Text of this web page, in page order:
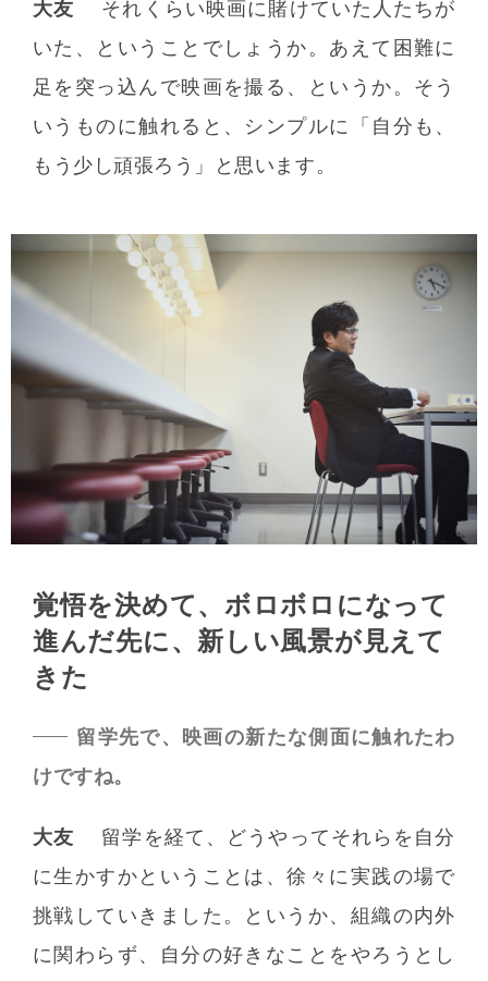
大友
それくらい映画に賭けていた人たちが
いた、ということでしょうか。あえて困難に
足を突っ込んで映画を撮る、というか。そう
いうものに触れると、シンプルに「自分も、
もう少し頑張ろう」と思います。
覚悟を決めて、ボロボロになって
進んだ先に、 新しい風景が見えて
きた
留学先で、映画の新たな側面に触れたわ
けですね。
大友
留学を経て、どうやってそれらを自分
に生かすかということは、徐々に実践の場で
挑戦していきました。というか、組織の内外
に関わらず、自分の好きなことをやろうとし